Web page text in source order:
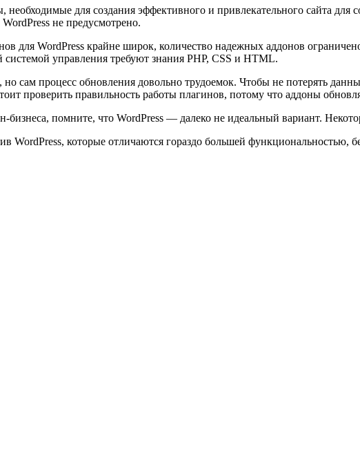
необходимые для создания эффективного и привлекательного сайта
не предусмотрено.
для WordPress крайне широк, количество надежных аддонов
управления требуют знания PHP, CSS и HTML.
но сам процесс обновления довольно трудоемок. Чтобы не потерять
проверить правильность работы плагинов, потому что аддоны
бизнеса, помните, что WordPress — далеко не идеальный вариант.
WordPress, которые отличаются гораздо большей